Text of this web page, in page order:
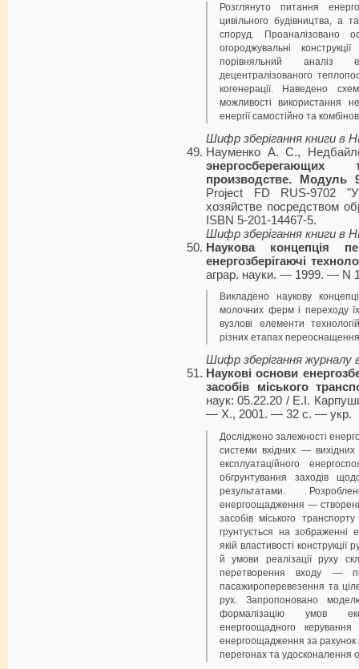
Розглянуто питання
цивільного будівництва, а
споруд. Проаналізовано
огороджувальні
порівняльний аналіз
децентралізованого
когенерації. Наведено
можливості використання
енергії самостійно та
Шифр зберігання книги в
Науменко А. С.,
производстве. Модуль
Project FD RUS-9702
хозяйстве посредством
ISBN 5-201-14467-5.
Шифр зберігання книги в
Наукова концепція
енергозберігаючі
аграр. науки. — 1999. — N
Викладено наукову
молочних ферм і переходу їх
вузлові елементи
різних етапах
Шифр зберігання журналу
Наукові основи
засобів міського
наук: 05.22.20 / Е.І.
— Х., 2001. — 32 с. — укp.
Досліджено залежності
системи вхідних — вихідних
експлуатаційного
обгрунтування заходів
результатами.
енергоощадження —
засобів міського
грунтується на зображенні
якій властивості
й умови реалізації руху
перетворення входу —
пасажироперевезення та
рух. Запропоновано
формалізацію умов
енергоощадного
енергоощадження за рахунок
перегонах та удосконалення